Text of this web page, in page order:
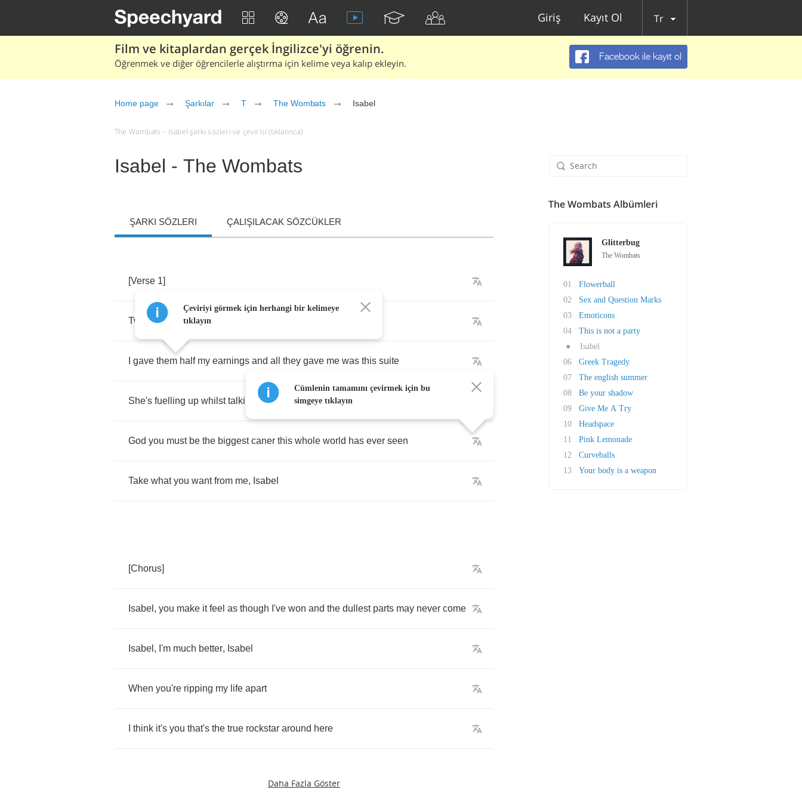
Giriş Kayıt Ol Tr
Film ve kitaplardan gerçek İngilizce'yi öğrenin.
Öğrenmek ve diğer öğrencilerle alıştırma için kelime veya kalıp ekleyin.
Facebook ile kayıt ol
Home page Şarkılar T The Wombats Isabel
The Wombats – Isabel şarkı sözleri ve çevirisi (tıklatınca)
Isabel - The Wombats
ŞARKI SÖZLERI ÇALIŞILACAK SÖZCÜKLER
[Verse 1]
Two tickets to the rabbit
gave them half my earnings and all they gave me was this suite
She's fuelling up whilst talking down me
God you must be the biggest caner this whole world has ever seen
Take what you want from me, Isabel
[Chorus]
Isabel , you make it feel as though I've won and the dullest parts may never come
Isabel , I'm much better, Isabel
When you're ripping my life apart
think it's you that's the true rockstar around here
Daha Fazla Göster
Çeviriyi görmek için herhangi bir kelimeye
tıklayın
Cümlenin tamamını çevirmek için bu
simgeye tıklayın
The Wombats Albümleri
Glitterbug
The Wombats
01
Flowerball
02
Sex and Question Marks
03
Emoticons
04
This is not a party
●
Isabel
06
Greek Tragedy
07
The english summer
08
Be your shadow
09
Give Me A Try
10
Headspace
11
Pink Lemonade
12
Curveballs
13
Your body is a weapon